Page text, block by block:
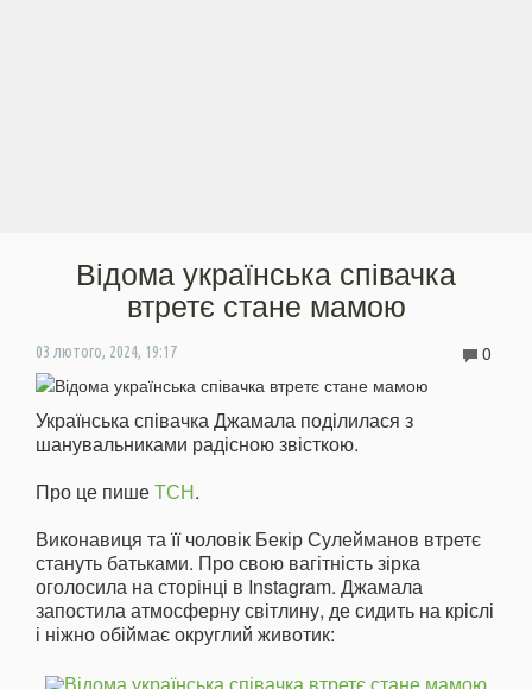
Відома українська співачка
втретє стане мамою
03 лютого, 2024, 19:17 0
Українська співачка Джамала поділилася з
шанувальниками радісною звісткою.
Про це пишеТСН.
Виконавиця та її чоловік Бекір Сулейманов втретє
стануть батьками. Про свою вагітність зірка
оголосила на сторінці в Instagram. Джамала
запостила атмосферну світлину, де сидить на кріслі
і ніжно обіймає округлий животик: